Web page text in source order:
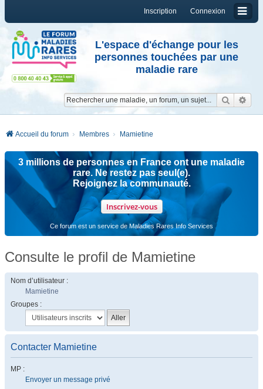
Connexion
Inscription
L'espace d'échange pour les
personnes touchées par une
maladie rare
Accueil du forum Membres Mamietine
3 millions de personnes en France ont une maladie
rare. Ne restez pas seul(e).
Rejoignez la communauté.
Inscrivez-vous
Ce forum est un service de Maladies Rares Info Services
Consulte le profil de Mamietine
Nom d’utilisateur :
Mamietine
Groupes :
Contacter Mamietine
MP :
Envoyer un message privé